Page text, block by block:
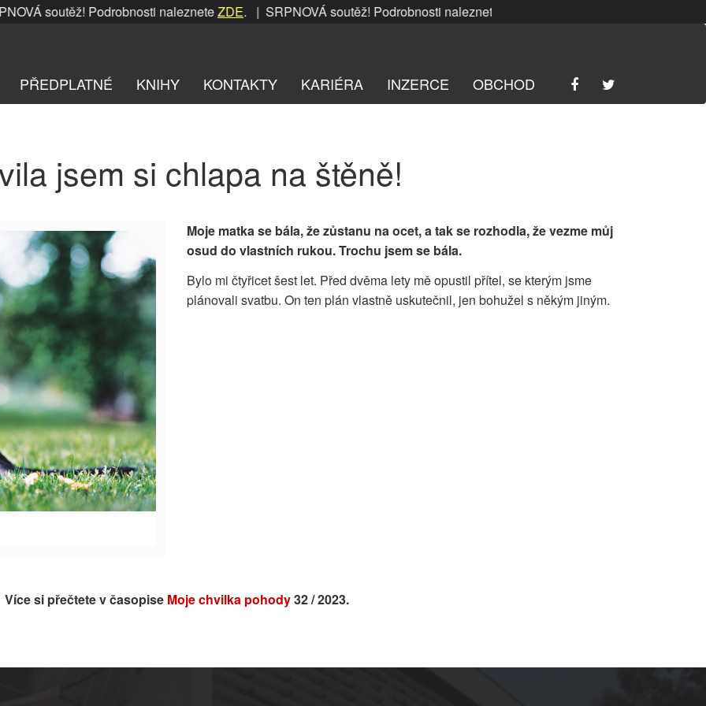
soutěž! Podrobnosti nalezneteZDE. | SRPNOVÁ soutěž! Podrobnosti nalezneteZDE
PŘEDPLATNÉ KNIHY KONTAKTY KARIÉRA INZERCE OBCHOD
jsem si chlapa na štěně!
Moje matka se bála, že zůstanu na ocet, a tak se rozhodla, že vezme můj
osud do vlastních rukou. Trochu jsem se bála.
Bylo mi čtyřicet šest let. Před dvěma lety mě opustil přítel, se kterým jsme
plánovali svatbu. On ten plán vlastně uskutečnil, jen bohužel s někým jiným.
Více si přečtete v časopise Moje chvilka pohody32 / 2023.